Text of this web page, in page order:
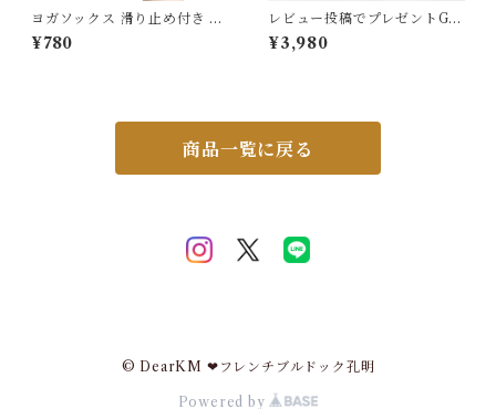
ヨガソックス 滑り止め付き ノ
ンスリップソックス 靴下 ヨガ
靴下トレーニングソックス ピ
ダンス ウォーキング スポーツ
¥780
レビュー投稿でプレゼントGE
T 新 ライフジャケット 高品質
犬 犬用 救命胴衣 ドッグ ペッ
ング XS S M L XL 2XL チワ
中型犬 大型犬 KM895JK
¥3,980
商品一覧に戻る
© DearKM ❤︎フレンチブルドック孔明
Powered by